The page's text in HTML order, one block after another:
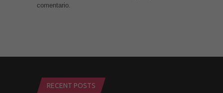
comentario.
RECENT POSTS